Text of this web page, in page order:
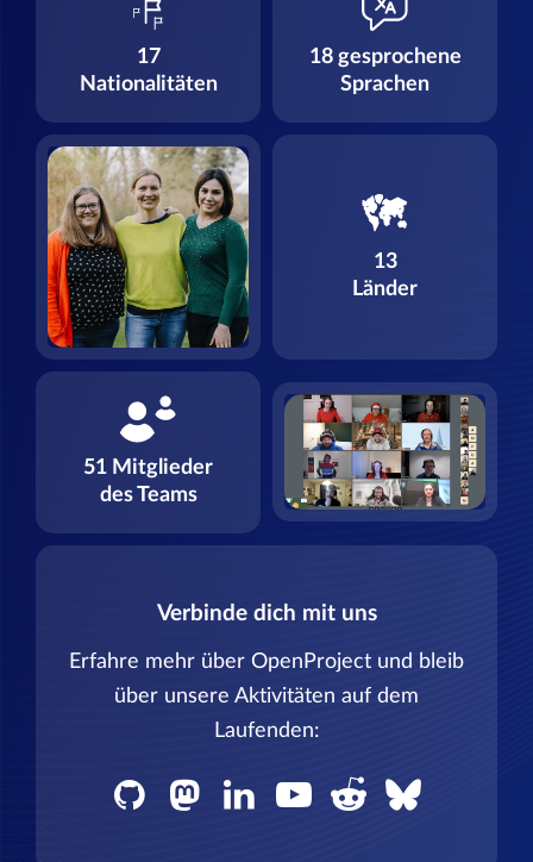
17
Nationalitäten
18 gesprochene
Sprachen
13
Länder
51 Mitglieder
des Teams
Verbinde dich mit uns
Erfahre mehr über OpenProject und bleib
über unsere Aktivitäten auf dem
Laufenden: